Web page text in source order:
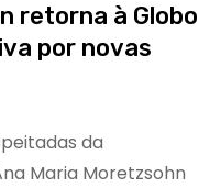
retorna à Globo
por novas
da
Maria Moretzsohn